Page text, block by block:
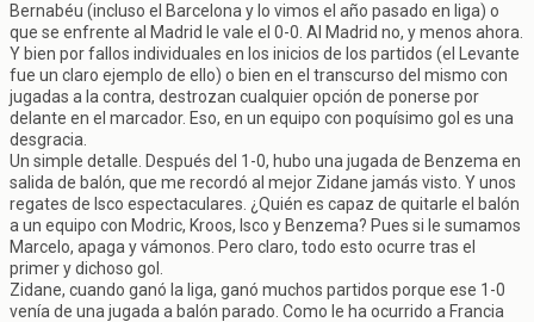
Bernabéu (incluso el Barcelona y lo vimos el año pasado en liga) o
que se enfrente al Madrid le vale el 0-0. Al Madrid no, y menos ahora.
Y bien por fallos individuales en los inicios de los partidos (el Levante
fue un claro ejemplo de ello) o bien en el transcurso del mismo con
jugadas a la contra, destrozan cualquier opción de ponerse por
delante en el marcador. Eso, en un equipo con poquísimo gol es una
desgracia.
Un simple detalle. Después del 1-0, hubo una jugada de Benzema en
salida de balón, que me recordó al mejor Zidane jamás visto. Y unos
regates de Isco espectaculares. ¿Quién es capaz de quitarle el balón
a un equipo con Modric, Kroos, Isco y Benzema? Pues si le sumamos
Marcelo, apaga y vámonos. Pero claro, todo esto ocurre tras el
primer y dichoso gol.
Zidane, cuando ganó la liga, ganó muchos partidos porque ese 1-0
venía de una jugada a balón parado. Como le ha ocurrido a Francia